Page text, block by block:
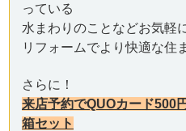
っている
水まわりのことなどお気軽
リフォームでより快適な住
さらに！
来店予約でQUOカード500
箱セット